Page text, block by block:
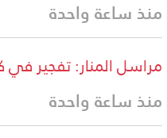
منذ ساعة واحدة
مراسل المنار: تفجير في
منذ ساعة واحدة